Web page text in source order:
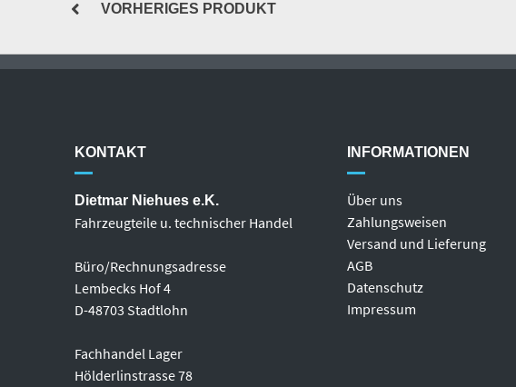
VORHERIGES PRODUKT
KONTAKT
Dietmar Niehues e.K.
Fahrzeugteile u. technischer Handel
Büro/Rechnungsadresse
Lembecks Hof 4
D-48703 Stadtlohn
Fachhandel Lager
Hölderlinstrasse 78
INFORMATIONEN
Über uns
Zahlungsweisen
Versand und Lieferung
AGB
Datenschutz
Impressum